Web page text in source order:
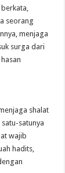
seorang
menjaga
surga dari
shalat
satunya
wajib
hadits,